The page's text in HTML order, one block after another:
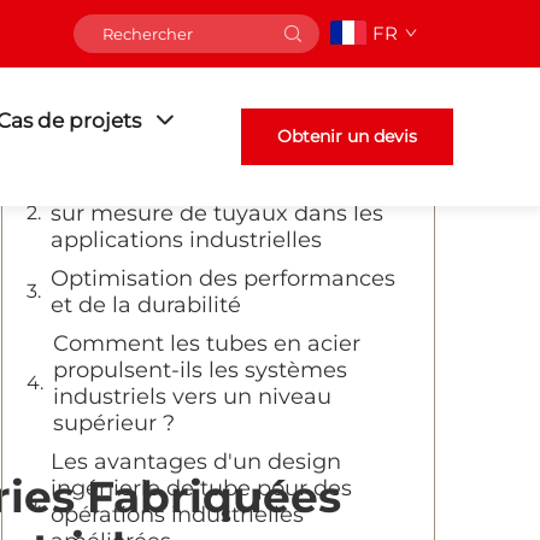
FR
de projets
Obtenir un devis
Fabriquées
Table des matières
Transformer l'efficacité
sur mesure de tuyaux dans les
applications industrielles
Optimisation des performances
et de la durabilité
Comment les tubes en acier
propulsent-ils les systèmes
industriels vers un niveau
supérieur ?
Les avantages d'un design
ingénierie de tube pour des
opérations industrielles